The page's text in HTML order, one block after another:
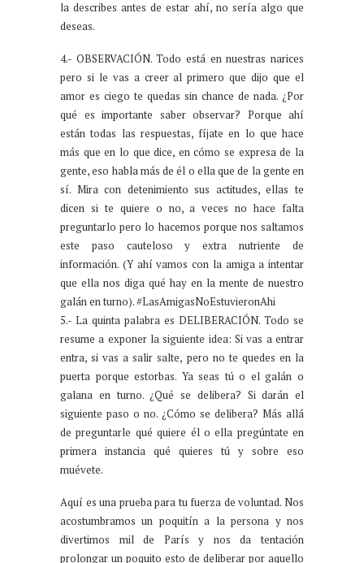
la describes antes de estar ahí, no sería algo que
deseas.
4.- OBSERVACIÓN. Todo está en nuestras narices
pero si le vas a creer al primero que dijo que el
amor es ciego te quedas sin chance de nada. ¿Por
qué es importante saber observar? Porque ahí
están todas las respuestas, fíjate en lo que hace
más que en lo que dice, en cómo se expresa de la
gente, eso habla más de él o ella que de la gente en
sí. Mira con detenimiento sus actitudes, ellas te
dicen si te quiere o no, a veces no hace falta
preguntarlo pero lo hacemos porque nos saltamos
este paso cauteloso y extra nutriente de
información. (Y ahí vamos con la amiga a intentar
que ella nos diga qué hay en la mente de nuestro
galán en turno). #LasAmigasNoEstuvieronAhi
5.- La quinta palabra es DELIBERACIÓN. Todo se
resume a exponer la siguiente idea: Si vas a entrar
entra, si vas a salir salte, pero no te quedes en la
puerta porque estorbas. Ya seas tú o el galán o
galana en turno. ¿Qué se delibera? Si darán el
siguiente paso o no. ¿Cómo se delibera? Más allá
de preguntarle qué quiere él o ella pregúntate en
primera instancia qué quieres tú y sobre eso
muévete.
Aquí es una prueba para tu fuerza de voluntad. Nos
acostumbramos un poquitín a la persona y nos
divertimos mil de París y nos da tentación
prolongar un poquito esto de deliberar por aquello